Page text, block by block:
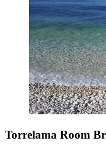
Torrelama Room